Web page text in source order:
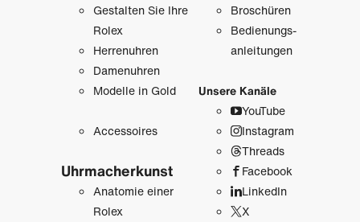
Gestalten Sie Ihre
Rolex
Herrenuhren
Damenuhren
Modelle in Gold
Accessoires
Uhrmacher­kunst
Anatomie einer
Rolex
Broschüren
Bedienungs­
anleitungen
Unsere Kanäle
YouTube
Instagram
Threads
Facebook
LinkedIn
X